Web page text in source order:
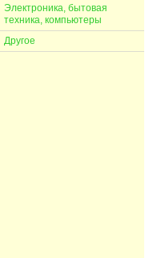
Электроника, бытовая
техника, компьютеры
Другое